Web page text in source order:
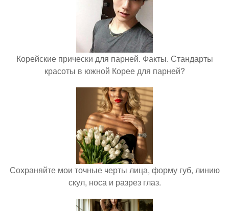
Корейские прически для парней. Факты. Стандарты
красоты в южной Корее для парней?
Сохраняйте мои точные черты лица, форму губ, линию
скул, носа и разрез глаз.